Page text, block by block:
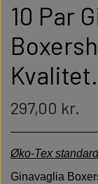
10 Par
297,00 kr.
Øko-Tex
Ginavaglia